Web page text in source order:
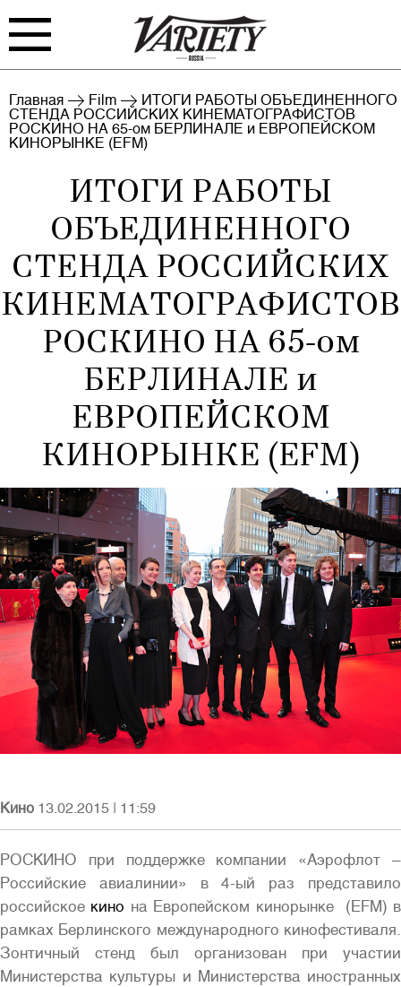
FILM TV
BIZ INTERVIEW
RANKING INDUSTRY
EVENTS ARCHIVE
BLOG
Полная версия сайта
Главная Film
ИТОГИ РАБОТЫ ОБЪЕДИНЕННОГО
СТЕНДА РОССИЙСКИХ КИНЕМАТОГРАФИСТОВ
РОСКИНО НА 65-ом БЕРЛИНАЛЕ и ЕВРОПЕЙСКОМ
КИНОРЫНКЕ (EFM)
ИТОГИ РАБОТЫ
ОБЪЕДИНЕННОГО
СТЕНДА РОССИЙСКИХ
КИНЕМАТОГРАФИСТОВ
РОСКИНО НА 65-ом
БЕРЛИНАЛЕ и
ЕВРОПЕЙСКОМ
КИНОРЫНКЕ (EFM)
Кино 13.02.2015 11:59
РОСКИНО при поддержке компании «Аэрофлот –
Российские авиалинии» в 4-ый раз представило
российское кино на Европейском кинорынке (EFM) в
рамках Берлинского международного кинофестиваля.
Зонтичный стенд был организован при участии
Министерства культуры и Министерства иностранных